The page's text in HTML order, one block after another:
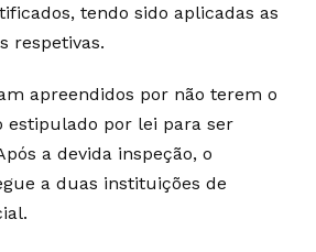
tendo sido aplicadas as
respetivas.
apreendidos por não terem o
por lei para ser
a devida inspeção, o
a duas instituições de